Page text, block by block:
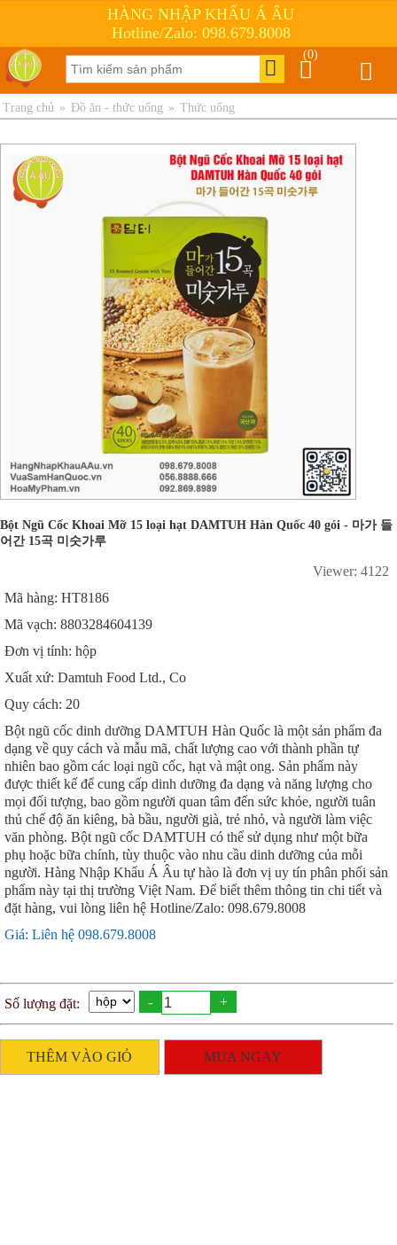
HÀNG NHẬP KHẨU Á ÂU
Hotline/Zalo: 098.679.8008
(0)
Trang chủ » Đồ ăn - thức uống » Thức uống
Bột Ngũ Cốc Khoai Mỡ 15 loại hạt DAMTUH Hàn Quốc 40 gói - 마가 들
어간 15곡 미숫가루
Viewer: 4122
Mã hàng: HT8186
Mã vạch: 8803284604139
Đơn vị tính: hộp
Xuất xứ: Damtuh Food Ltd., Co
Quy cách: 20
Bột ngũ cốc dinh dưỡng DAMTUH Hàn Quốc là một sản phẩm đa
dạng về quy cách và mẫu mã, chất lượng cao với thành phần tự
nhiên bao gồm các loại ngũ cốc, hạt và mật ong. Sản phẩm này
được thiết kế để cung cấp dinh dưỡng đa dạng và năng lượng cho
mọi đối tượng, bao gồm người quan tâm đến sức khỏe, người tuân
thủ chế độ ăn kiêng, bà bầu, người già, trẻ nhỏ, và người làm việc
văn phòng. Bột ngũ cốc DAMTUH có thể sử dụng như một bữa
phụ hoặc bữa chính, tùy thuộc vào nhu cầu dinh dưỡng của mỗi
người. Hàng Nhập Khẩu Á Âu tự hào là đơn vị uy tín phân phối sản
phẩm này tại thị trường Việt Nam. Để biết thêm thông tin chi tiết và
đặt hàng, vui lòng liên hệ Hotline/Zalo: 098.679.8008
Giá: Liên hệ 098.679.8008
Số lượng đặt: - +
THÊM VÀO GIỎ MUA NGAY